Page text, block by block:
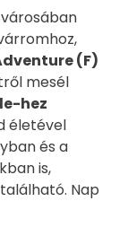
városában
(F)
mesél
hez
életével
és a
is,
Nap